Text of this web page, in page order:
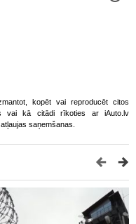
kopēt vai reproducēt citos
vai kā citādi rīkoties ar iAuto.lv
saņemšanas.